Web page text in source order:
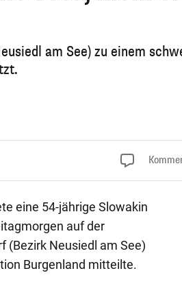
am See) zu einem
eine 54-jährige Slowakin
auf der
(Bezirk Neusiedl am See)
Burgenland mitteilte.